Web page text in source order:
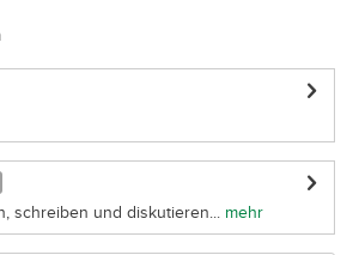
schreiben und diskutieren... mehr